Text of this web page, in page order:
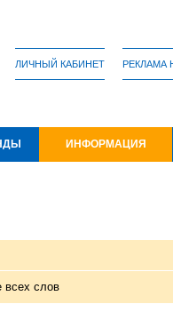
ЛИЧНЫЙ КАБИНЕТ РЕКЛАМА
ИНФОРМАЦИЯ
всех слов